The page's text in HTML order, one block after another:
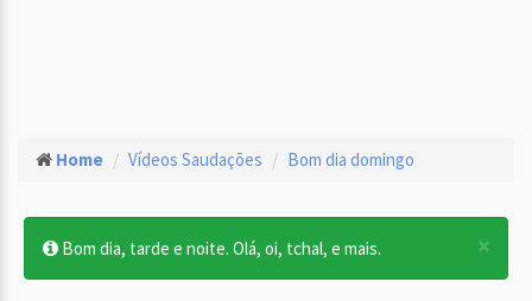
Home Vídeos Saudações Bom dia domingo
×
Bom dia, tarde e noite. Olá, oi, tchal, e mais.